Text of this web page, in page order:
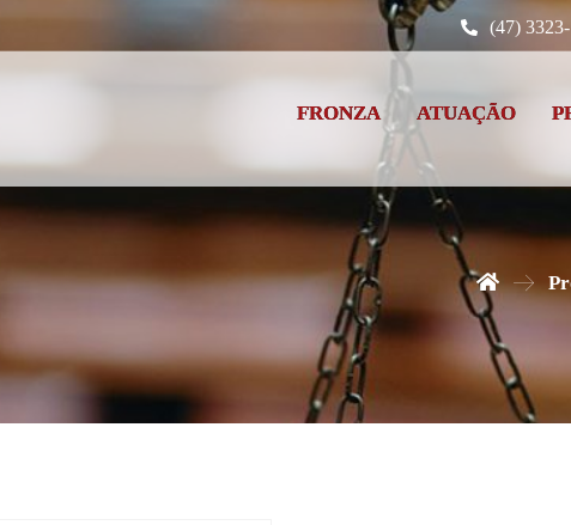
(47)
FRONZA ATUAÇÃO